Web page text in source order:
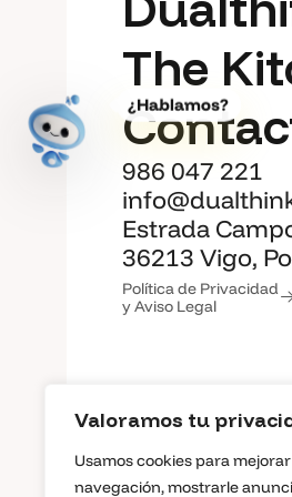
Valoramos tu
Usamos cookies para
navegación, mostrarle
Dua lthi
The Kit
The Kit
Contac
Contac
986 047 221
Estrada
36213 Vigo,
Política de Privacidad
y Aviso Legal
¿Hablamos?
Abrir diagnostico